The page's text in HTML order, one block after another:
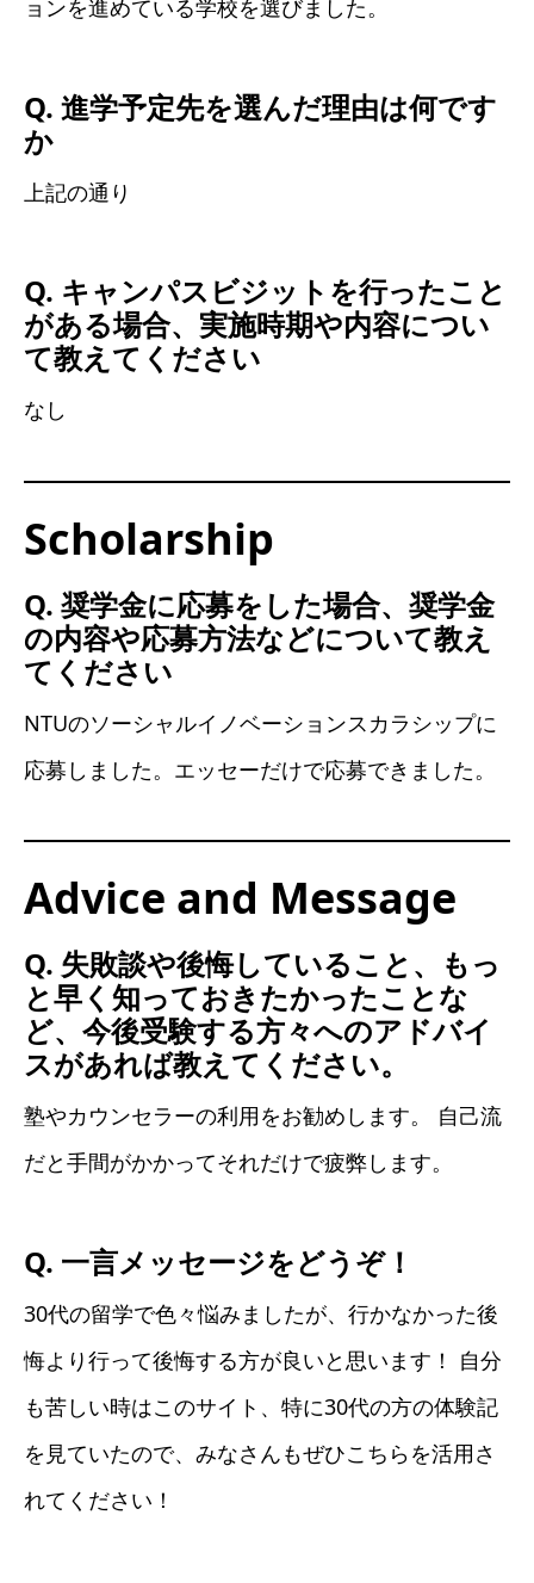
ョンを進めている学校を選びました。
Q. 進学予定先を選んだ理由は何です
か
上記の通り
Q. キャンパスビジットを行ったこと
がある場合、実施時期や内容につい
て教えてください
なし
Scholarship
Q. 奨学金に応募をした場合、奨学金
の内容や応募方法などについて教え
てください
NTUのソーシャルイノベーションスカラシップに
応募しました。エッセーだけで応募できました。
Advice and Message
Q. 失敗談や後悔していること、もっ
と早く知っておきたかったことな
ど、今後受験する方々へのアドバイ
スがあれば教えてください。
塾やカウンセラーの利用をお勧めします。 自己流
だと手間がかかってそれだけで疲弊します。
Q. 一言メッセージをどうぞ！
30代の留学で色々悩みましたが、行かなかった後
悔より行って後悔する方が良いと思います！ 自分
も苦しい時はこのサイト、特に30代の方の体験記
を見ていたので、みなさんもぜひこちらを活用さ
れてください！